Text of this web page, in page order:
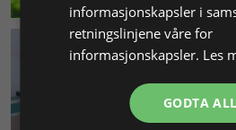
informasjonskapsler i
retningslinjene våre for
informasjonskapsler. Les
GODTA